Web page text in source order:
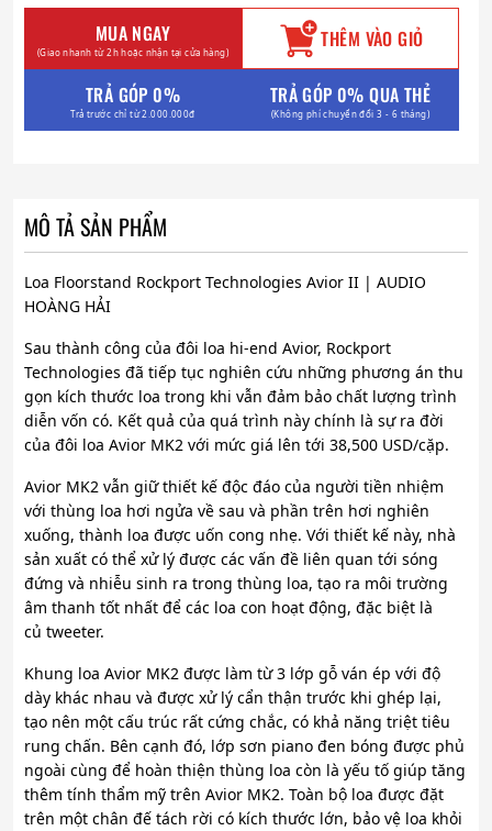
MUA NGAY
(Giao nhanh từ 2h hoặc nhận tại cửa hàng) THÊM VÀO GIỎ
TRẢ GÓP 0%
Trả trước chỉ từ 2.000.000đ
TRẢ GÓP 0% QUA THẺ
(Không phí chuyển đổi 3 - 6 tháng)
MÔ TẢ SẢN PHẨM
Loa Floorstand Rockport Technologies Avior II | AUDIO
HOÀNG HẢI
Sau thành công của đôi loa hi-end Avior, Rockport
Technologies đã tiếp tục nghiên cứu những phương án thu
gọn kích thước loa trong khi vẫn đảm bảo chất lượng trình
diễn vốn có. Kết quả của quá trình này chính là sự ra đời
của đôi loa Avior MK2 với mức giá lên tới 38,500 USD/cặp.
Avior MK2 vẫn giữ thiết kế độc đáo của người tiền nhiệm
với thùng loa hơi ngửa về sau và phần trên hơi nghiên
xuống, thành loa được uốn cong nhẹ. Với thiết kế này, nhà
sản xuất có thể xử lý được các vấn đề liên quan tới sóng
đứng và nhiễu sinh ra trong thùng loa, tạo ra môi trường
âm thanh tốt nhất để các loa con hoạt động, đặc biệt là
củ tweeter.
Khung loa Avior MK2 được làm từ 3 lớp gỗ ván ép với độ
dày khác nhau và được xử lý cẩn thận trước khi ghép lại,
tạo nên một cấu trúc rất cứng chắc, có khả năng triệt tiêu
rung chấn. Bên cạnh đó, lớp sơn piano đen bóng được phủ
ngoài cùng để hoàn thiện thùng loa còn là yếu tố giúp tăng
thêm tính thẩm mỹ trên Avior MK2. Toàn bộ loa được đặt
trên một chân đế tách rời có kích thước lớn, bảo vệ loa khỏi